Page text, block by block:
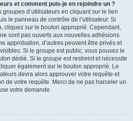
et comment puis-je en rejoindre un ?
d’utilisateurs en cliquant sur le lien
le panneau de contrôle de l’utilisateur. Si
cliquez sur le bouton approprié. Cependant,
sont pas ouverts aux nouvelles adhésions.
approbation, d’autres peuvent être privés et
Si le groupe est public, vous pouvez le
dédié. Si le groupe est restreint et nécessite
également sur le bouton approprié. Le
devra alors approuver votre requête et
de votre requête. Merci de ne pas harceler un
votre demande.